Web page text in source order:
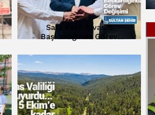
Safa Vakfı Sivas İl
Başkanlığında Görev